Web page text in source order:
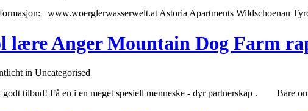
www.woerglerwasserwelt.at Astoria Apartments Wildschoenau
lære Anger Mountain Dog Farm
in Uncategorised
godt tilbud! Få en i en meget spesiell menneske - dyr partnerskap . Bare